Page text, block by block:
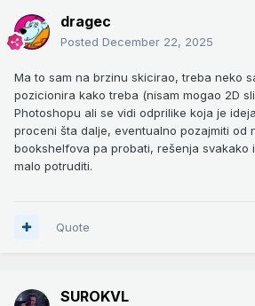
dragec
Posted December 22, 2025
Ma to sam na brzinu skicirao, treba neko
pozicionira kako treba (nisam mogao 2D
Photoshopu ali se vidi odprilike koja je
proceni šta dalje, eventualno pozajmiti od
bookshelfova pa probati, rešenja svakako
malo potruditi.
Quote
SUROKVL